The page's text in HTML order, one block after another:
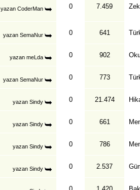
yazan CoderMan 0 7.459
yazan SemaNur 0 641
yazan meLda 0 902
yazan SemaNur 0 773
yazan Sindy 0 21.474
yazan Sindy 0 661
yazan Sindy 0 786
yazan Sindy 0 2.537